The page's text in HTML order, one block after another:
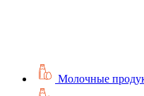
Молочные